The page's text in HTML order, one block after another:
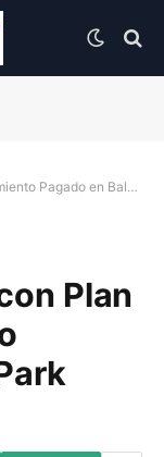
en Balboa Park
Plan